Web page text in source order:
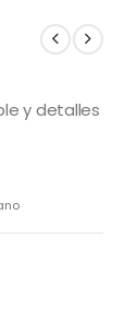
y detalles